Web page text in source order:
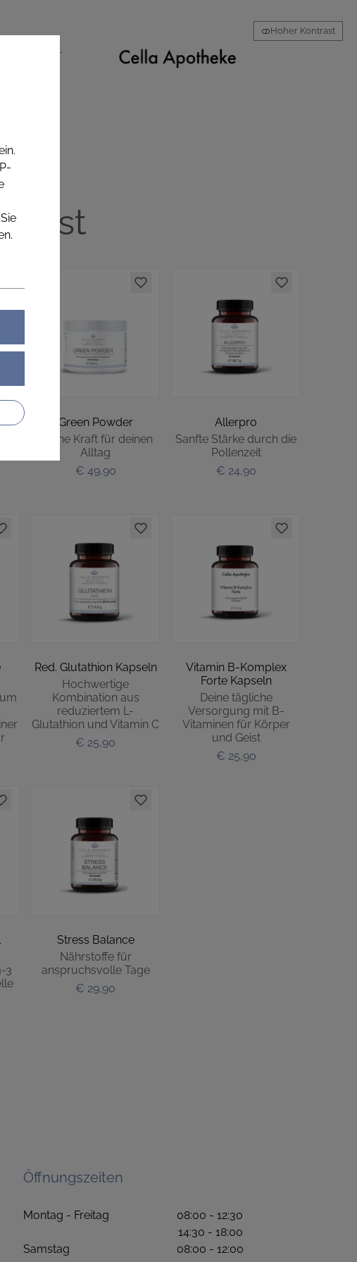
Hoher Kontrast
KONTAKT
Green Powder
Grüne Kraft für deinen
Alltag
€ 49,90
Allerpro
Sanfte Stärke durch die
Pollenzeit
€ 24,90
Red. Glutathion Kapseln
Hochwertige
Kombination aus
reduziertem L-
Glutathion und Vitamin C
€ 25,90
Vitamin B-Komplex
Forte Kapseln
Deine tägliche
Versorgung mit B-
Vitaminen für Körper
und Geist
€ 25,90
3
Stress Balance
Nährstoffe für
anspruchsvolle Tage
€ 29,90
Öffnungszeiten
Montag - Freitag 08:00 - 12:30
14:30 - 18:00
Samstag 08:00 - 12:00